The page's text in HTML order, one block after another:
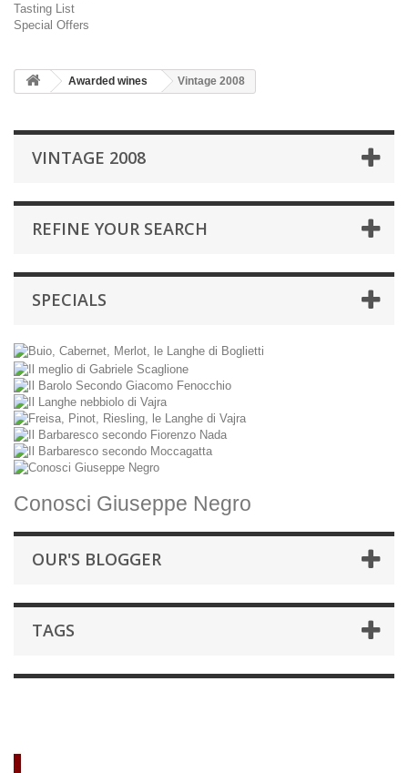
Tasting List
Special Offers
Awarded wines Vintage 2008
VINTAGE 2008
REFINE YOUR SEARCH
SPECIALS
Conosci Giuseppe Negro
OUR'S BLOGGER
TAGS